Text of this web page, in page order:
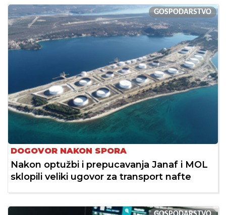
GOSPODARSTVO
DOGOVOR NAKON SPORA
Nakon optužbi i prepucavanja Janaf i MOL
sklopili veliki ugovor za transport nafte